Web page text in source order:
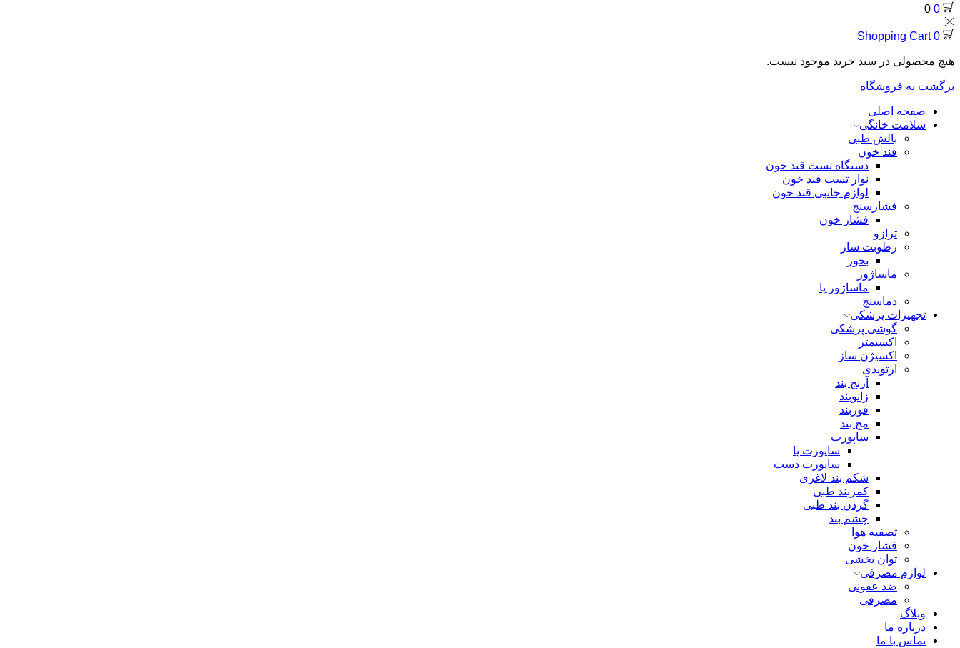
0
0
0
Shopping Cart
هیچ محصولی در سبد خرید موجود نیست.
برگشت به فروشگاه
صفحه اصلی
سلامت خانگی
بالش طبی
قند خون
دستگاه تست قند خون
نوار تست قند خون
لوازم جانبی قند خون
فشارسنج
فشار خون
ترازو
رطوبت ساز
بخور
ماساژور
ماساژور پا
دماسنج
تجهیزات پزشکی
گوشی پزشکی
اکسیمتر
اکسیژن ساز
ارتوپدی
آرنج بند
زانوبند
قوزبند
مچ بند
ساپورت
ساپورت پا
ساپورت دست
شکم بند لاغری
کمربند طبی
گردن بند طبی
چشم بند
تصفیه هوا
فشار خون
توان بخشی
لوازم مصرفی
ضد عفونی
مصرفی
وبلاگ
درباره ما
تماس با ما